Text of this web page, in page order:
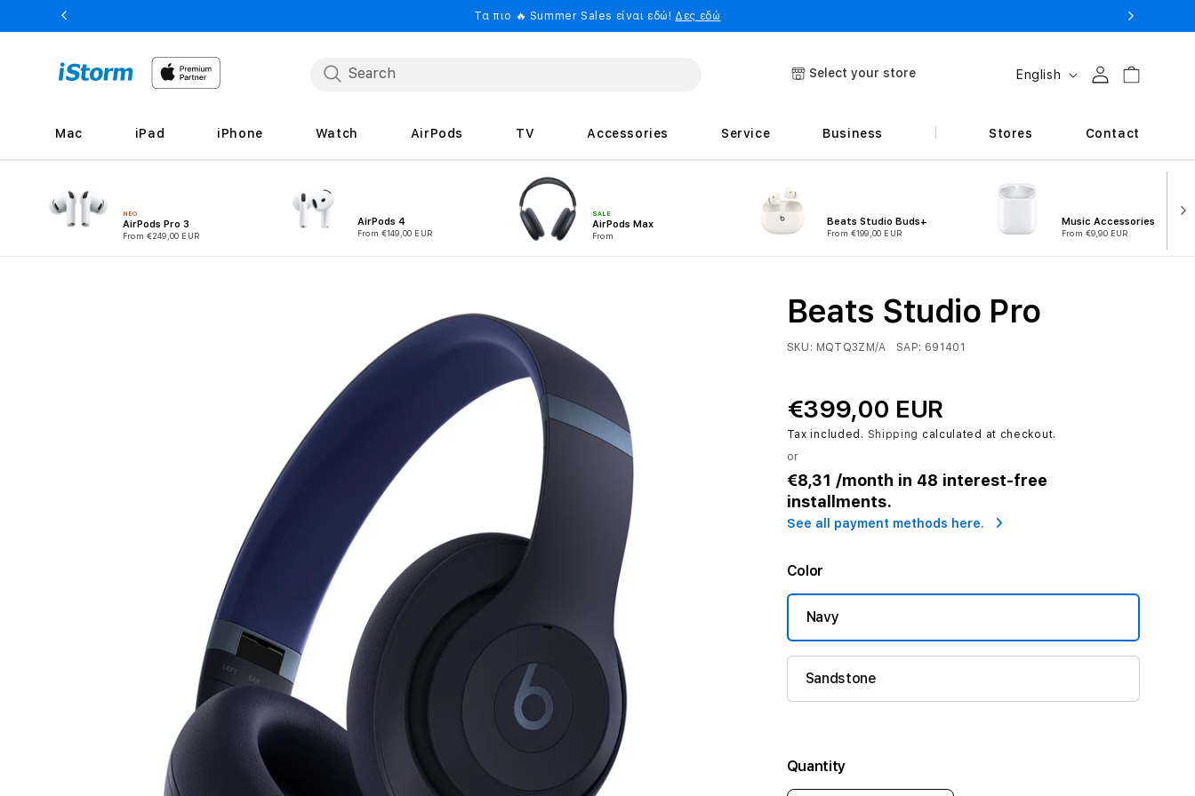
Skip to
content
Τα πιο 🔥 Summer Sales είναι εδώ! Δες εδώ
Select your store
L
n
u
g
English Log in Cart
Mac iPad iPhone Watch AirPods TV Accessories Service Business Stores Contact
ΝΕΟ
AirPods Pro 3
From €249,00 EUR
AirPods 4
From €149,00 EUR
SALE
AirPods Max
From
Beats Studio Buds+
From €199,00 EUR
Music Accessories
From €9,90 EUR
Beats Studio Pro
SKU: MQTQ3ZM/A SAP: 691401
€399,00 EUR
Tax included. Shipping calculated at checkout.
or
€8,31 /month in 48 interest-free
installments.
See all payment methods here.
Color
Navy
Sandstone
Quantity